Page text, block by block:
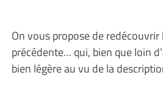
On vous propose de
précédente… qui, bien que loin
bien légère au vu de la